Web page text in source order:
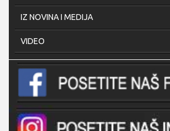
IZ NOVINA I MEDIJA
VIDEO